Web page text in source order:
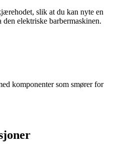
slik at du kan nyte en
elektriske barbermaskinen.
komponenter som smører for